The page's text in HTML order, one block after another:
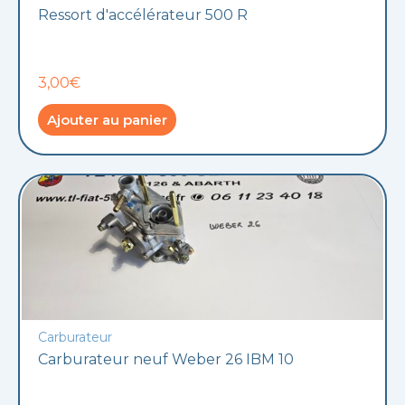
Ressort d'accélérateur 500 R
3,00€
Ajouter au panier
Carburateur
Carburateur neuf Weber 26 IBM 10